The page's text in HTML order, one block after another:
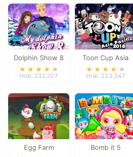
Dolphin Show 8
Hrál: 232,207
Toon Cup Asia
Pacific 2018
Hrál: 233,547
Egg Farm Bomb it 5